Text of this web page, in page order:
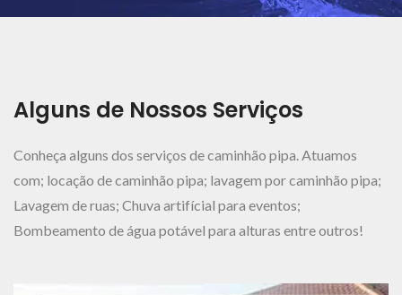
Alguns de Nossos Serviços
Conheça alguns dos serviços de caminhão pipa. Atuamos
com; locação de caminhão pipa; lavagem por caminhão pipa;
Lavagem de ruas; Chuva artifícial para eventos;
Bombeamento de água potável para alturas entre outros!